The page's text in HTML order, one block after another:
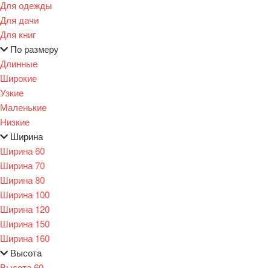
Для одежды
Для дачи
Для книг
По размеру
Длинные
Широкие
Узкие
Маленькие
Низкие
Ширина
Ширина 60
Ширина 70
Ширина 80
Ширина 100
Ширина 120
Ширина 150
Ширина 160
Высота